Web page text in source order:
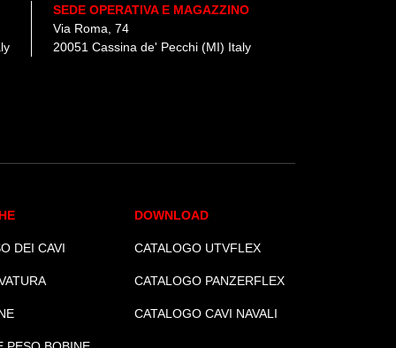
SEDE OPERATIVA E MAGAZZINO
Via Roma, 74
20051 Cassina de' Pecchi (MI) Italy
DEI CAVI
DOWNLOAD
CATALOGO UTVFLEX
CATALOGO PANZERFLEX
CATALOGO CAVI NAVALI